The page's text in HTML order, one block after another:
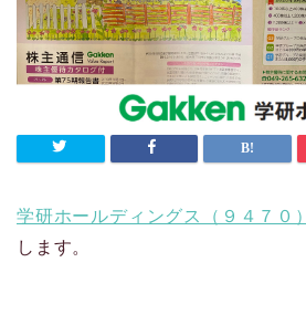
学研ホールディングス（９４７０）
します。